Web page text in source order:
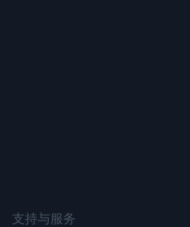
支持与服务